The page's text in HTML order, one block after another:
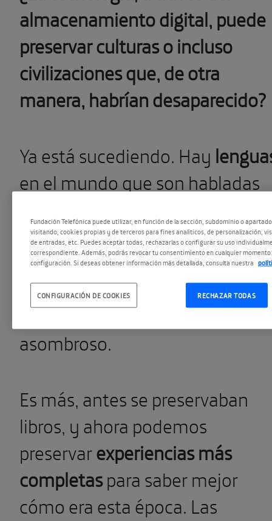
almacenamiento digital, puede
preservar culturas o incluso
civilizaciones que, de otra
manera, habrían desaparecido?
Ya está sucediendo. Hay
en el mundo que son habladas
personas. Si algunas de estas
personas están en Internet, lo
que suele suceder, y hablan
sí, eso está siendo preservado.
asombroso.
Es más, antes se preservaban
libros, y ahora podemos
preservarexperiencias más
completaspara saber mejor
cómo era esta época. Las
Fundación Telefónica puede utilizar, en función de la sección, subdominio o
visitando, cookies propias y de terceros para fines analíticos, de personalización,
de entradas, etc. Puedes aceptar todas, rechazarlas o configurar su uso
correspondiente. Además, podrás revocar tu consentimiento en cualquier momento
configuración. Si deseas obtener información más detallada, consulta nuestra
RECHAZAR TODAS
CONFIGURACIÓN DE COOKIES